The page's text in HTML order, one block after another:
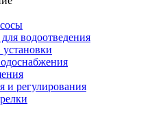
водоотведения
и регулирования